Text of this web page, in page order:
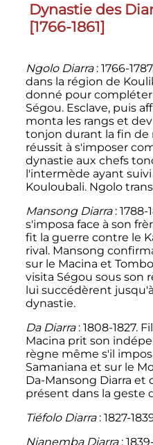
Dynastie des
[1766-1861]
Ngolo Diarra : 1766-
dans la région de
donné pour
Ségou. Esclave, puis
monta les rangs et
tonjon durant la fin de
réussit à s'imposer
dynastie aux chefs
l'intermède ayant
Kouloubali. Ngolo
Mansong Diarra :
s'imposa face à son
fit la guerre contre le
rival. Mansong
sur le Macina et
visita Ségou sous son
lui succédèrent
dynastie.
Da Diarra : 1808-1827.
Macina prit son
règne même s'il
Samaniana et sur le
Da-Mansong Diarra et
présent dans la geste
Tiéfolo Diarra : 1827-
Nianemba Diarra :